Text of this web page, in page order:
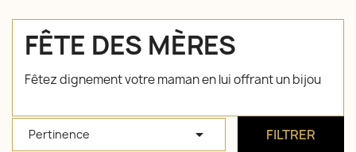
FÊTE DES MÈRES
Fêtez dignement votre maman en lui offrant un bijou
Pertinence  FILTRER